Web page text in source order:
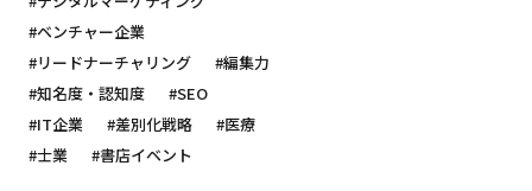
#ベンチャー企業
#リードナーチャリング
#編集力
#知名度・認知度
#SEO
#IT企業
#差別化戦略
#医療
#士業
#書店イベント